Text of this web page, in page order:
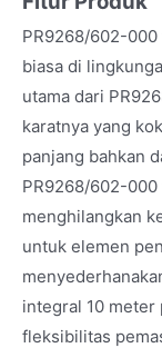
PR9268/602-
biasa di
utama dari
karatnya yang
panjang bahkan
PR9268/602-
menghilangkan
untuk elemen
integral 10 meter
fleksibilitas